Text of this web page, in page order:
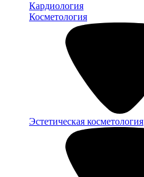
Кардиология
Косметология
Эстетическая косметология